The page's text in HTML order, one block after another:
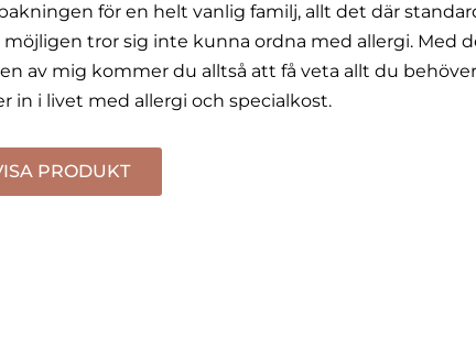
för en helt vanlig familj, allt det där
möjligen tror sig inte kunna ordna med allergi. Med
av mig kommer du alltså att få veta allt du
in i livet med allergi och specialkost.
PRODUKT